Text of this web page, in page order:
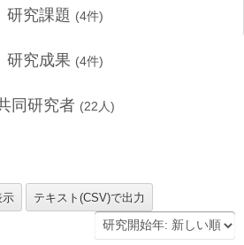
研究課題 (4件)
研究成果 (4件)
同研究者 (22 人)